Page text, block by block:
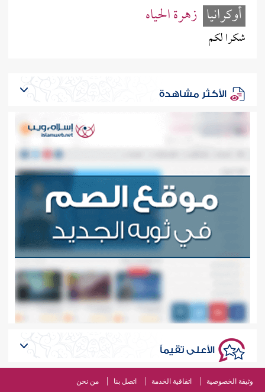
أوكرانيا زهرة الحياه
شكرا لكم
الأكثر مشاهدة
الأعلى تقيماً
وثيقة الخصوصية اتفاقية الخدمة اتصل بنا من نحن